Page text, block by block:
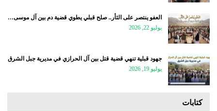
العفو ينتصر على الثأر.. صلح قبلي يطوي قضية دم بين آل موسى…
يوليو 22, 2026
جهود قبلية تنهي قضية قتل بين آل الحرازي في مديرية جبل الشرق
يوليو 19, 2026
كتابات